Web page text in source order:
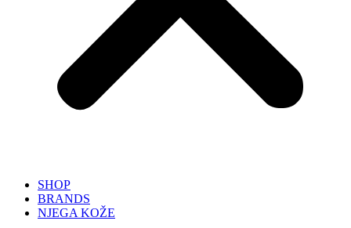
SHOP
BRANDS
NJEGA KOŽE